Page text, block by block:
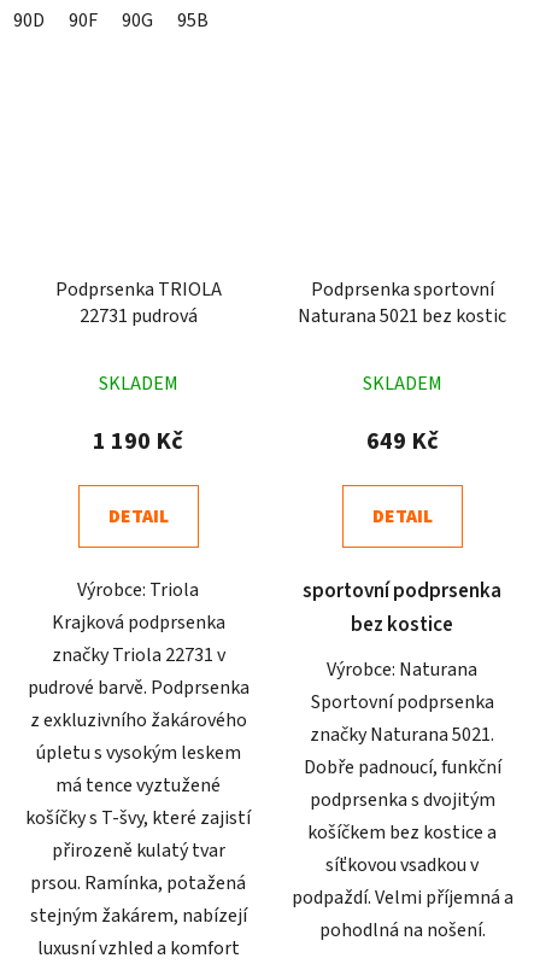
90D 90F 90G 95B
Podprsenka TRIOLA
22731 pudrová
hodnocení
produktu
4,3
z
hvězdiček.
SKLADEM
1 190 Kč
DETAIL
Výrobce: Triola
Krajková podprsenka
značky Triola 22731 v
pudrové barvě. Podprsenka
z exkluzivního žakárového
úpletu s vysokým leskem
má tence vyztužené
košíčky s T-švy, které zajistí
přirozeně kulatý tvar
prsou. Ramínka, potažená
stejným žakárem, nabízejí
luxusní vzhled a komfort
Podprsenka sportovní
Naturana 5021 bez kostic
hodnocení
produktu
4,9
z
hvězdiček.
SKLADEM
649 Kč
DETAIL
sportovní podprsenka
bez kostice
Výrobce: Naturana
Sportovní podprsenka
značky Naturana 5021.
Dobře padnoucí, funkční
podprsenka s dvojitým
košíčkem bez kostice a
síťkovou vsadkou v
podpaždí. Velmi příjemná a
pohodlná na nošení.